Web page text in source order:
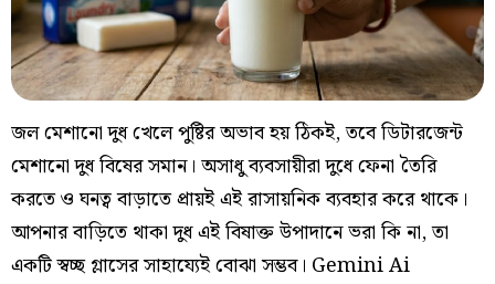
জল মেশানো দুধ খেলে পুষ্টির অভাব হয় ঠিকই, তবে ডিটারজেন্ট
মেশানো দুধ বিষের সমান। অসাধু ব্যবসায়ীরা দুধে ফেনা তৈরি
করতে ও ঘনত্ব বাড়াতে প্রায়ই এই রাসায়নিক ব্যবহার করে থাকে।
আপনার বাড়িতে থাকা দুধ এই বিষাক্ত উপাদানে ভরা কি না, তা
একটি স্বচ্ছ গ্লাসের সাহায্যেই বোঝা সম্ভব। Gemini Ai